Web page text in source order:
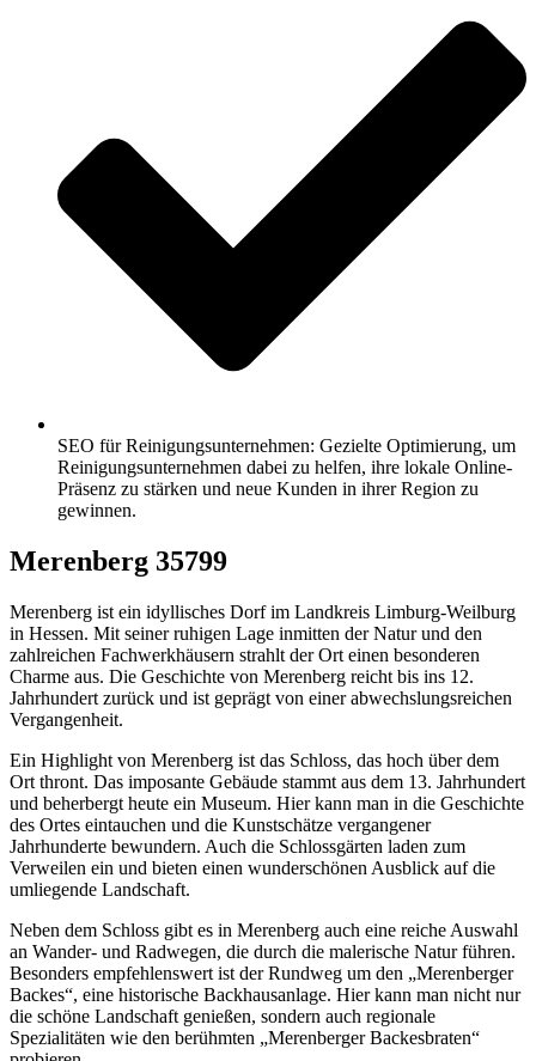
SEO für Reinigungsunternehmen: Gezielte Optimierung, um
Reinigungsunternehmen dabei zu helfen, ihre lokale Online-
Präsenz zu stärken und neue Kunden in ihrer Region zu
gewinnen.
Merenberg 35799
Merenberg ist ein idyllisches Dorf im Landkreis Limburg-Weilburg
in Hessen. Mit seiner ruhigen Lage inmitten der Natur und den
zahlreichen Fachwerkhäusern strahlt der Ort einen besonderen
Charme aus. Die Geschichte von Merenberg reicht bis ins 12.
Jahrhundert zurück und ist geprägt von einer abwechslungsreichen
Vergangenheit.
Ein Highlight von Merenberg ist das Schloss, das hoch über dem
Ort thront. Das imposante Gebäude stammt aus dem 13. Jahrhundert
und beherbergt heute ein Museum. Hier kann man in die Geschichte
des Ortes eintauchen und die Kunstschätze vergangener
Jahrhunderte bewundern. Auch die Schlossgärten laden zum
Verweilen ein und bieten einen wunderschönen Ausblick auf die
umliegende Landschaft.
Neben dem Schloss gibt es in Merenberg auch eine reiche Auswahl
an Wander- und Radwegen, die durch die malerische Natur führen.
Besonders empfehlenswert ist der Rundweg um den „Merenberger
Backes“, eine historische Backhausanlage. Hier kann man nicht nur
die schöne Landschaft genießen, sondern auch regionale
Spezialitäten wie den berühmten „Merenberger Backesbraten“